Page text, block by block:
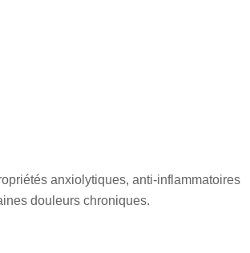
anxiolytiques, anti-inflammatoires
douleurs chroniques.